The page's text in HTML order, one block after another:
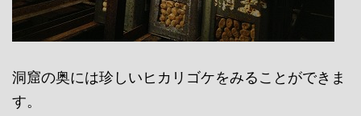
洞窟の奥には珍しいヒカリゴケをみることができま
す。